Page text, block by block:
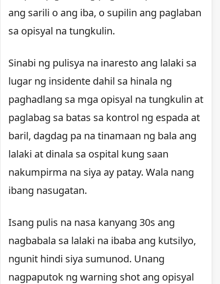
ang sarili o ang iba, o supilin ang paglaban
sa opisyal na tungkulin.
Sinabi ng pulisya na inaresto ang lalaki sa
lugar ng insidente dahil sa hinala ng
paghadlang sa mga opisyal na tungkulin at
paglabag sa batas sa kontrol ng espada at
baril, dagdag pa na tinamaan ng bala ang
lalaki at dinala sa ospital kung saan
nakumpirma na siya ay patay. Wala nang
ibang nasugatan.
Isang pulis na nasa kanyang 30s ang
nagbabala sa lalaki na ibaba ang kutsilyo,
ngunit hindi siya sumunod. Unang
nagpaputok ng warning shot ang opisyal